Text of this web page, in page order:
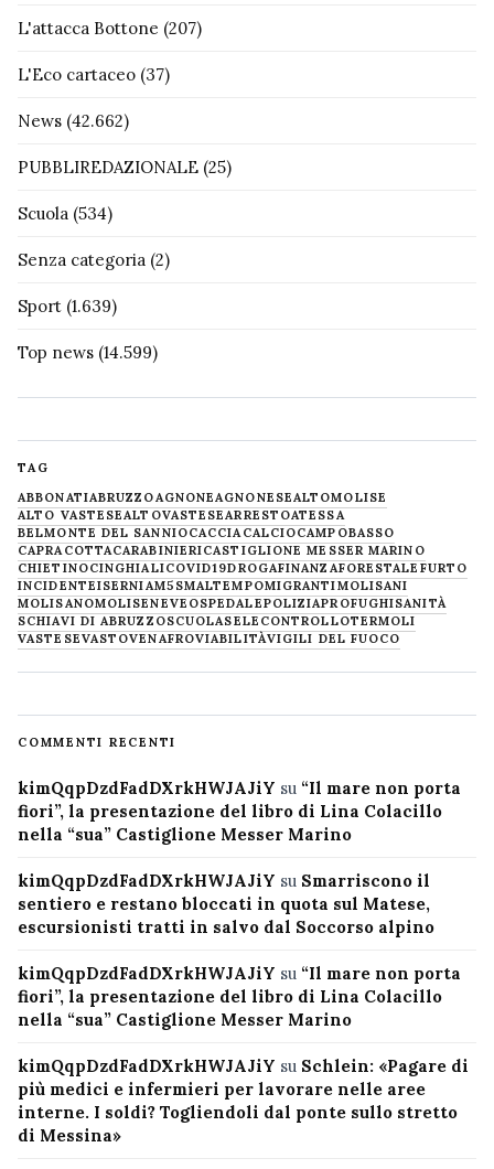
L'attacca Bottone (207)
L'Eco cartaceo (37)
News (42.662)
PUBBLIREDAZIONALE (25)
Scuola (534)
Senza categoria (2)
Sport (1.639)
Top news (14.599)
TAG
ABBONATIABRUZZOAGNONEAGNONESEALTOMOLISE
ALTO VASTESEALTOVASTESEARRESTOATESSA
BELMONTE DEL SANNIOCACCIACALCIOCAMPOBASSO
CAPRACOTTACARABINIERICASTIGLIONE MESSER MARINO
CHIETINOCINGHIALICOVID19DROGAFINANZAFORESTALE FURTO
INCIDENTEISERNIAM5SMALTEMPOMIGRANTIMOLISANI
MOLISANOMOLISENEVE OSPEDALEPOLIZIAPROFUGHISANITÀ
SCHIAVI DI ABRUZZOSCUOLASELECONTROLLOTERMOLI
VASTESEVASTOVENAFROVIABILITÀVIGILI DEL FUOCO
COMMENTI RECENTI
kimQqpDzdFadDXrkHWJAJiY su “Il mare non porta
fiori”, la presentazione del libro di Lina Colacillo
nella “sua” Castiglione Messer Marino
kimQqpDzdFadDXrkHWJAJiY su Smarriscono il
sentiero e restano bloccati in quota sul Matese,
escursionisti tratti in salvo dal Soccorso alpino
kimQqpDzdFadDXrkHWJAJiY su “Il mare non porta
fiori”, la presentazione del libro di Lina Colacillo
nella “sua” Castiglione Messer Marino
kimQqpDzdFadDXrkHWJAJiY su Schlein: «Pagare di
più medici e infermieri per lavorare nelle aree
interne. I soldi? Togliendoli dal ponte sullo stretto
di Messina»